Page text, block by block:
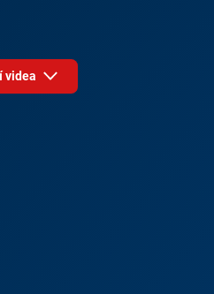
videa